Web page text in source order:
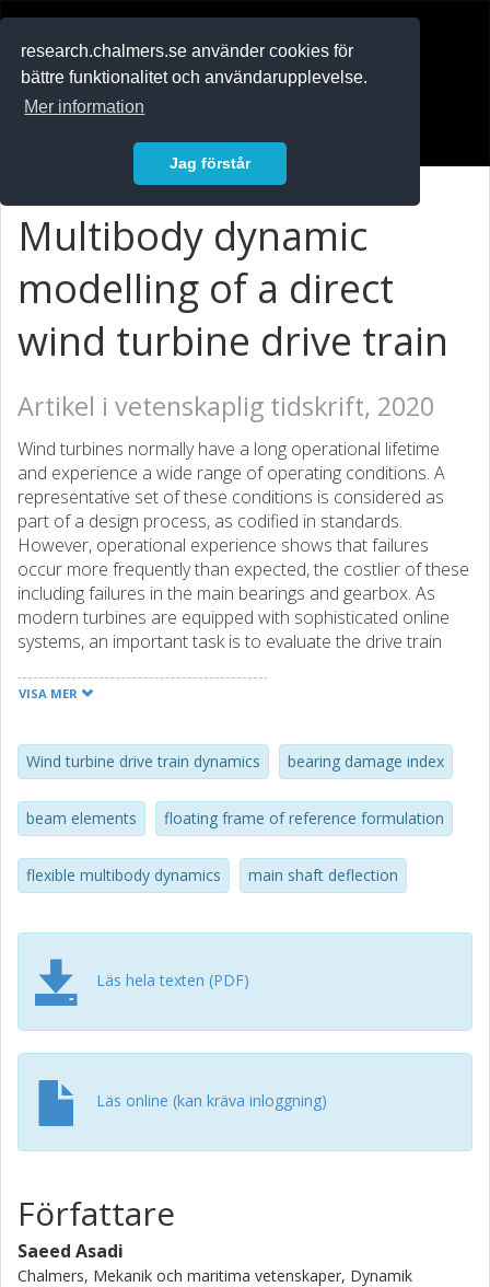
research.chalmers.se använder cookies för
bättre funktionalitet och användarupplevelse.
Mer information
Jag förstår
Multibody dynamic
modelling of a direct
wind turbine drive train
Artikel i vetenskaplig tidskrift, 2020
Wind turbines normally have a long operational lifetime
and experience a wide range of operating conditions. A
representative set of these conditions is considered as
part of a design process, as codified in standards.
However, operational experience shows that failures
occur more frequently than expected, the costlier of these
including failures in the main bearings and gearbox. As
modern turbines are equipped with sophisticated online
systems, an important task is to evaluate the drive train
internal forces leading to fatigue can only be determined
using the floating frame of reference formulation for a
flexible multibody dynamics system. The purpose is to
evaluate drive train response based on blade root forces
and bedplate motions. The dynamic response is evaluated
in terms of main shaft deformation and main bearing
forces under different wind conditions. The model was
system simulation software (ViDyn)
VISA MER
Wind turbine drive train dynamics bearing damage index
beam elements floating frame of reference formulation
flexible multibody dynamics main shaft deflection
Läs hela texten (PDF)
Läs online (kan kräva inloggning)
Författare
Saeed Asadi
Chalmers, Mekanik och maritima vetenskaper, Dynamik